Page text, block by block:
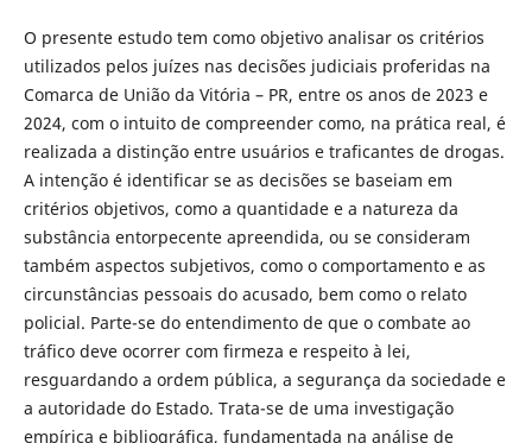
O presente estudo tem como objetivo analisar os critérios
utilizados pelos juízes nas decisões judiciais proferidas na
Comarca de União da Vitória – PR, entre os anos de 2023 e
2024, com o intuito de compreender como, na prática real, é
realizada a distinção entre usuários e traficantes de drogas.
A intenção é identificar se as decisões se baseiam em
critérios objetivos, como a quantidade e a natureza da
substância entorpecente apreendida, ou se consideram
também aspectos subjetivos, como o comportamento e as
circunstâncias pessoais do acusado, bem como o relato
policial. Parte-se do entendimento de que o combate ao
tráfico deve ocorrer com firmeza e respeito à lei,
resguardando a ordem pública, a segurança da sociedade e
a autoridade do Estado. Trata-se de uma investigação
empírica e bibliográfica, fundamentada na análise de